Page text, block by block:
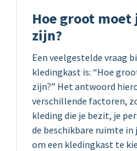
Hoe groot
zijn?
Een veelgestelde vraag
kledingkast is: “Hoe
zijn?” Het antwoord
verschillende factoren,
kleding die je bezit, je
de beschikbare ruimte
om een kledingkast te